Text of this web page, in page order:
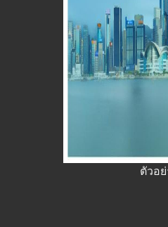
ตัวอย่